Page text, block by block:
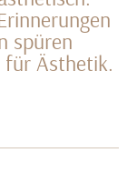
spüren
für Ästhetik.